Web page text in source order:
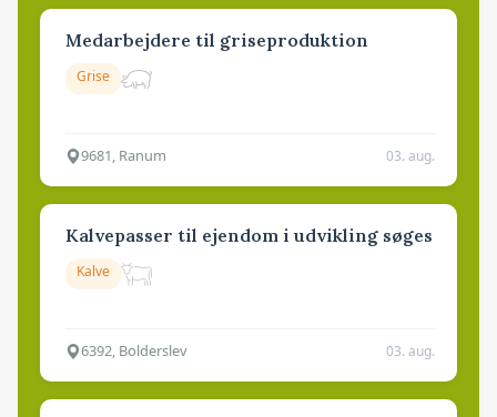
Medarbejdere til griseproduktion
Grise
9681, Ranum 03. aug.
Kalvepasser til ejendom i udvikling søges
Kalve
6392, Bolderslev 03. aug.